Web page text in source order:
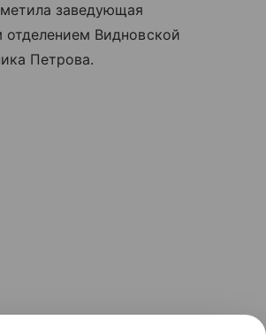
заведующая
отделением Видновской
Петрова.